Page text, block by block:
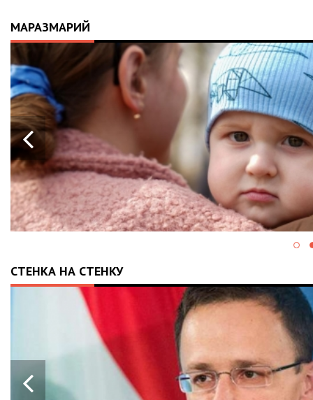
МАРАЗМАРИЙ
СТЕНКА НА СТЕНКУ